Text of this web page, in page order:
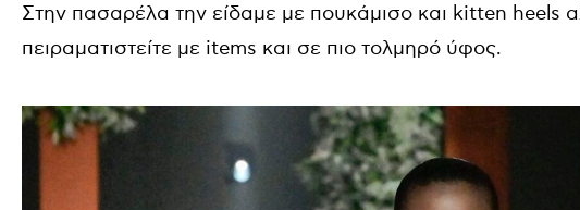
Στην πασαρέλα την είδαμε με πουκάμισο και kitten heels
πειραματιστείτε με items και σε πιο τολμηρό ύφος.